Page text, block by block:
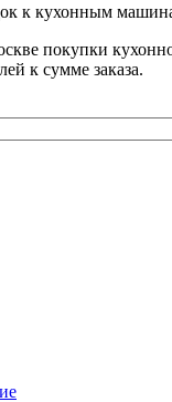
к кухонным
покупки
к сумме заказа.